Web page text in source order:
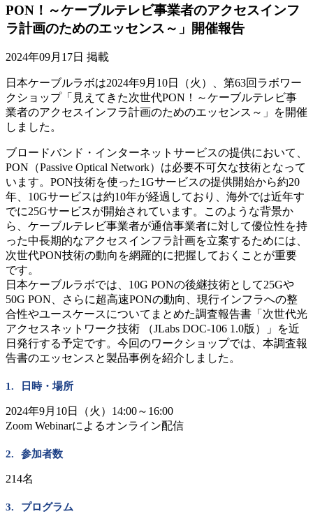
PON！～ケーブルテレビ事業者のアクセスインフ
ラ計画のためのエッセンス～」開催報告
2024年09月17日 掲載
日本ケーブルラボは2024年9月10日（火）、第63回ラボワー
クショップ「見えてきた次世代PON！～ケーブルテレビ事
業者のアクセスインフラ計画のためのエッセンス～」を開催
しました。
ブロードバンド・インターネットサービスの提供において、
PON（Passive Optical Network）は必要不可欠な技術となって
います。PON技術を使った1Gサービスの提供開始から約20
年、10Gサービスは約10年が経過しており、海外では近年す
でに25Gサービスが開始されています。このような背景か
ら、ケーブルテレビ事業者が通信事業者に対して優位性を持
った中長期的なアクセスインフラ計画を立案するためには、
次世代PON技術の動向を網羅的に把握しておくことが重要
です。
日本ケーブルラボでは、10G PONの後継技術として25Gや
50G PON、さらに超高速PONの動向、現行インフラへの整
合性やユースケースについてまとめた調査報告書「次世代光
アクセスネットワーク技術 （JLabs DOC-106 1.0版）」を近
日発行する予定です。今回のワークショップでは、本調査報
告書のエッセンスと製品事例を紹介しました。
日時・場所
2024年9月10日（火）14:00～16:00
Zoom Webinarによるオンライン配信
参加者数
214名
プログラム